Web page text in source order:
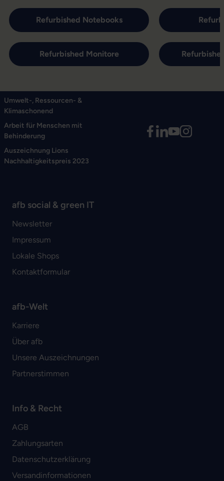
Refurbished Notebooks
Refurbished Monitore
Umwelt-, Ressourcen- &
Klimaschonend
Arbeit für Menschen mit
Behinderung
Auszeichnung Lions
Nachhaltigkeitspreis 2023
afb social & green IT
Newsletter
Impressum
Lokale Shops
Kontaktformular
afb-Welt
Karriere
Über afb
Unsere Auszeichnungen
Partnerstimmen
Info & Recht
AGB
Zahlungsarten
Datenschutzerklärung
Versandinformationen